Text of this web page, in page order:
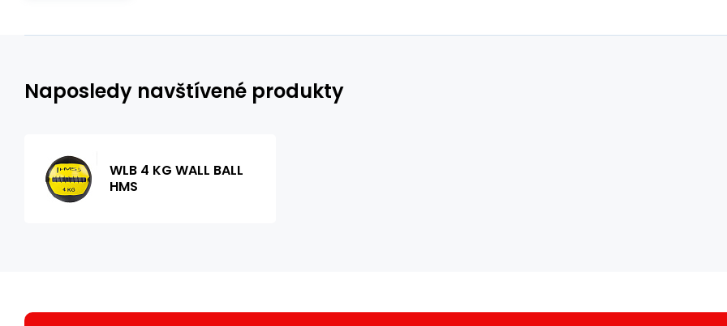
Naposledy navštívené produkty
WLB 4 KG WALL BALL
HMS